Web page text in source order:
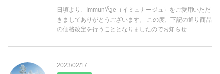
日頃より、Immun'Âge（イミュナージュ）をご愛用いただ
きましてありがとうございます。 この度、下記の通り商品
の価格改定を行うこととなりましたのでお知らせ...
2023/02/17